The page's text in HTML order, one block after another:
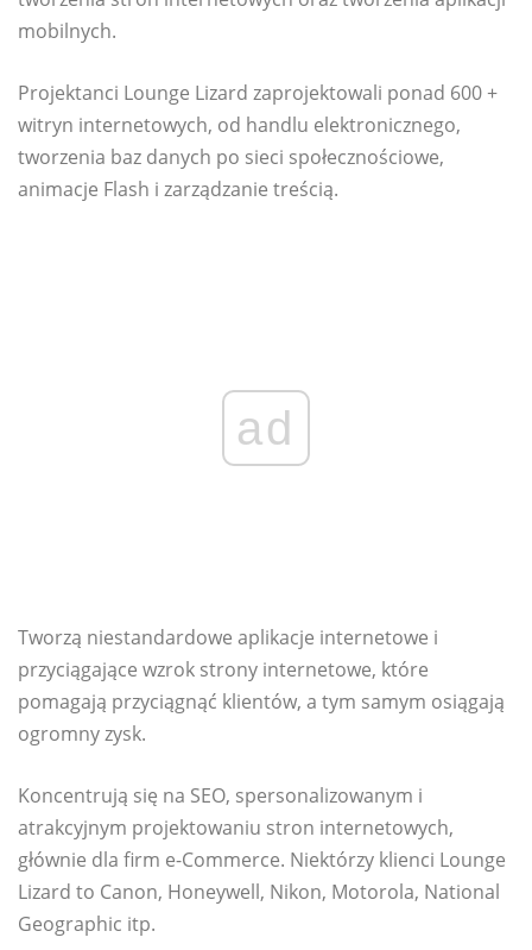
mobilnych.
Projektanci Lounge Lizard zaprojektowali ponad 600 +
witryn internetowych, od handlu elektronicznego,
tworzenia baz danych po sieci społecznościowe,
animacje Flash i zarządzanie treścią.
ad
Tworzą niestandardowe aplikacje internetowe i
przyciągające wzrok strony internetowe, które
pomagają przyciągnąć klientów, a tym samym osiągają
ogromny zysk.
Koncentrują się na SEO, spersonalizowanym i
atrakcyjnym projektowaniu stron internetowych,
głównie dla firm e-Commerce. Niektórzy klienci Lounge
Lizard to Canon, Honeywell, Nikon, Motorola, National
Geographic itp.